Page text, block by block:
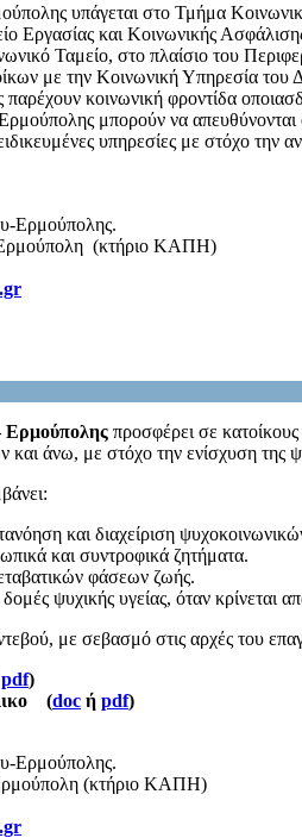
υπάγεται στο Τμήμα
Εργασίας και Κοινωνικής
Ταμείο, στο πλαίσιο του
με την Κοινωνική Υπηρεσία του
κοινωνική φροντίδα
μπορούν να απευθύνονται
υπηρεσίες με στόχο την
Ερμούπολης.
(κτήριο ΚΑΠΗ)
Ερμούπολης προσφέρει σε
άνω, με στόχο την ενίσχυση της
και διαχείριση
και συντροφικά ζητήματα.
φάσεων ζωής.
ψυχικής υγείας, όταν κρίνεται
με σεβασμό στις αρχές του
pdf)
(doc ή pdf)
Ερμούπολης.
(κτήριο ΚΑΠΗ)